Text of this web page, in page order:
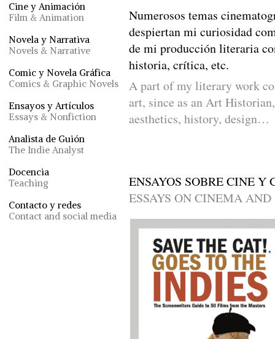
Cine y Animación
Film & Animation
Novela y Narrativa
Novels & Narrative
Comic y Novela Gráfica
Comics & Graphic Novels
Ensayos y Artículos
Essays & Nonfiction
Analista de Guión
The Indie Analyst
Docencia
Teaching
Contacto y redes
Contact and social media
Numerosos temas
despiertan mi curiosidad
de mi producción literaria
historia, crítica, etc.
A part of my literary work
art, since as an Art
aesthetics, history, design…
ENSAYOS SOBRE CINE Y
ESSAYS ON CINEMA